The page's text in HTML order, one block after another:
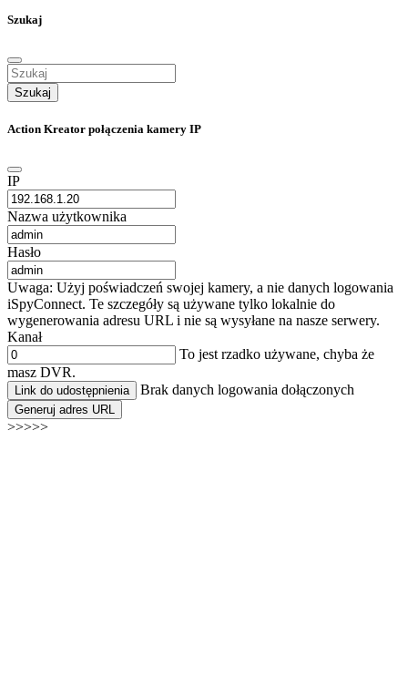
Szukaj
Szukaj
Action Kreator połączenia kamery IP
IP
Nazwa użytkownika
Hasło
Uwaga: Użyj poświadczeń swojej kamery, a nie danych logowania
iSpyConnect. Te szczegóły są używane tylko lokalnie do
wygenerowania adresu URL i nie są wysyłane na nasze serwery.
Kanał
To jest rzadko używane, chyba że
masz DVR.
Link do udostępnienia Brak danych logowania dołączonych
Generuj adres URL
>>>>>